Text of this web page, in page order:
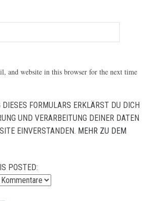
and website in this browser for the next time
FORMULARS ERKLÄRST DU DICH
UND VERARBEITUNG DEINER DATEN
EINVERSTANDEN. MEHR ZU DEM
POSTED: